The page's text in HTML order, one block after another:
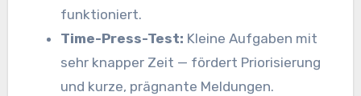
funktioniert.
Time-Press-Test: Kleine Aufgaben mit
sehr knapper Zeit — fördert Priorisierung
und kurze, prägnante Meldungen.